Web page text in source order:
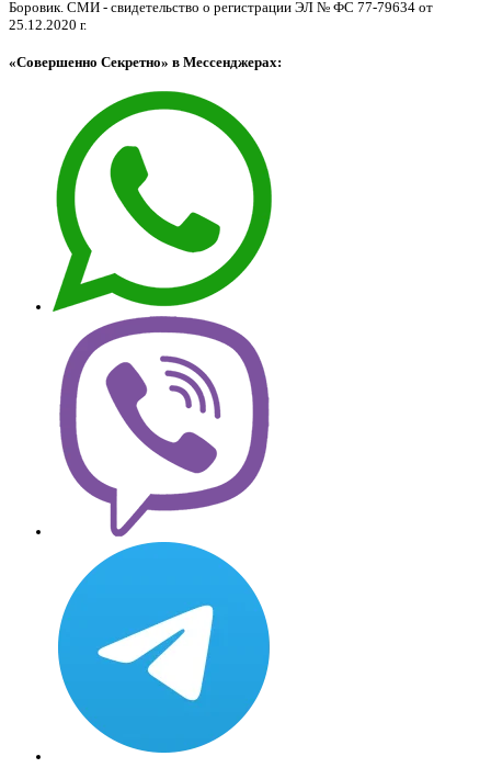
Боровик. CМИ - свидетельство о регистрации ЭЛ № ФС 77-79634 от
25.12.2020 г.
«Совершенно Секретно» в Мессенджерах: